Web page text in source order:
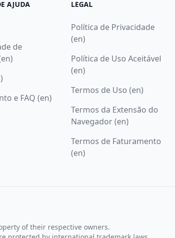
AJUDA
de
e FAQ (en)
LEGAL
Política de Privacidade
(en)
Política de Uso Aceitável
(en)
Termos de Uso (en)
Termos da Extensão do
Navegador (en)
Termos de Faturamento
(en)
of their respective owners.